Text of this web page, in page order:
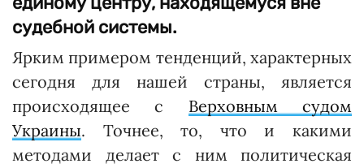
судебной системы.
Ярким примером тенденций, характерных
сегодня для нашей страны, является
происходящее с Верховным судом
Украины. Точнее, то, что и какими
методами делает с ним политическая